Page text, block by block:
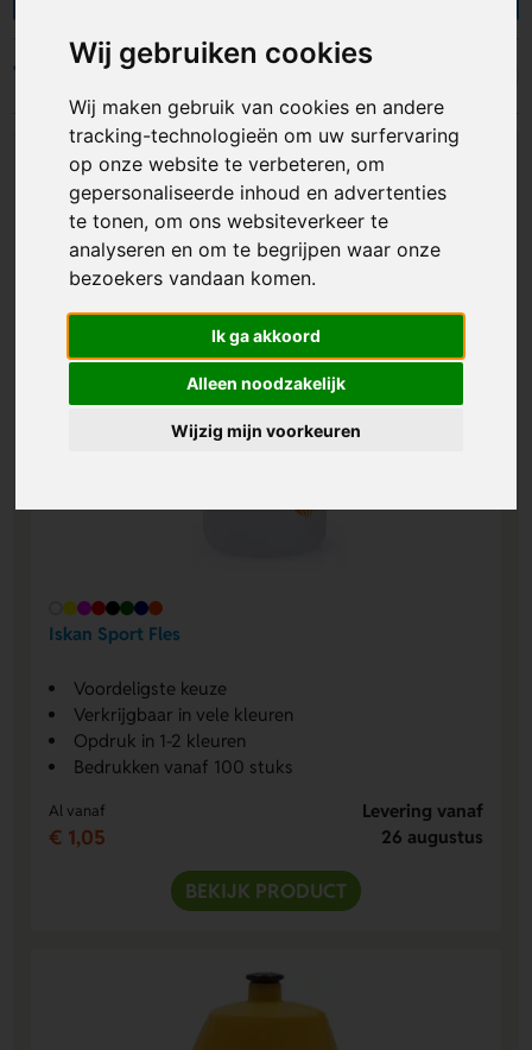
Wij gebruiken cookies
Wij maken gebruik van cookies en andere
tracking-technologieën om uw surfervaring
op onze website te verbeteren, om
gepersonaliseerde inhoud en advertenties
te tonen, om ons websiteverkeer te
analyseren en om te begrijpen waar onze
bezoekers vandaan komen.
Ik ga akkoord
Alleen noodzakelijk
Wijzig mijn voorkeuren
logo of ander ontwerp. Met onze bedrukte
bidons als cadeau, geschenk of
promotiemateriaal maak je op een verfrissende
manier indruk en zorg je ervoor dat jouw merk in
beweging blijft. Bekijk ons assortiment!
Iskan Sport Fles
Voordeligste keuze
Verkrijgbaar in vele kleuren
Opdruk in 1-2 kleuren
Bedrukken vanaf 100 stuks
Al vanaf
€ 1,05
Levering vanaf
26 augustus
BEKIJK PRODUCT